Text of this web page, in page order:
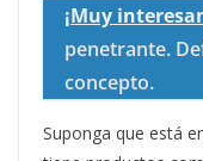
¡Muy
penetrante.
concepto.
Suponga que está